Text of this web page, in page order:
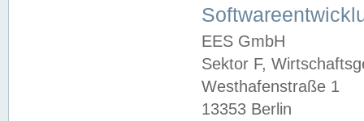
EES GmbH
Sektor F,
Westhafenstraße 1
13353 Berlin